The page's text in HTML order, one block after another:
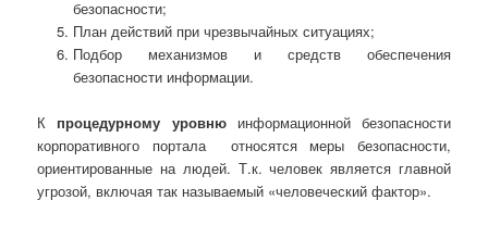
безопасности;
План действий при чрезвычайных ситуациях;
Подбор механизмов и средств обеспечения
безопасности информации.
К процедурному уровнюинформационной безопасности
корпоративного портала относятся меры безопасности,
ориентированные на людей. Т.к. человек является главной
угрозой, включая так называемый «человеческий фактор».